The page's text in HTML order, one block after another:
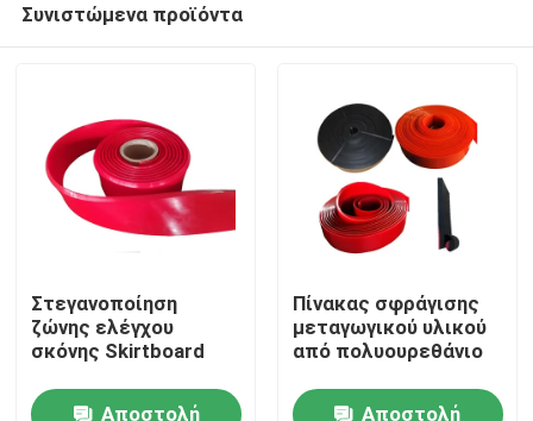
Προϊόντα
Βίντεο
Συνιστώμενα προϊόντα
Στεγανοποίηση
ζώνης ελέγχου
σκόνης Skirtboard
Αποστολή
Πίνακας σφράγισης
μεταγωγικού υλικού
από πολυουρεθάνιο
Αποστολή